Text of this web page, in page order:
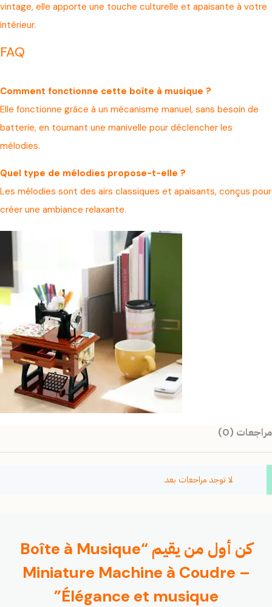
vintage, elle apporte une touche culturelle et apaisante à votre
intérieur.
FAQ
Comment fonctionne cette boîte à musique ?
Elle fonctionne grâce à un mécanisme manuel, sans besoin de
batterie, en tournant une manivelle pour déclencher les
mélodies.
Quel type de mélodies propose-t-elle ?
Les mélodies sont des airs classiques et apaisants, conçus pour
créer une ambiance relaxante.
مراجعات (0)
لا توجد مراجعات بعد.
كن أول من يقيم “Boîte à Musique
Miniature Machine à Coudre –
Élégance et musique”